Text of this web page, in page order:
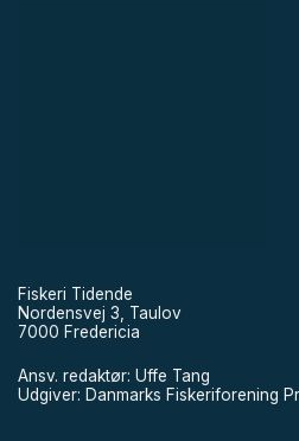
Fiskeri Tidende
Nordensvej 3, Taulov
7000 Fredericia
Ansv. redaktør: Uffe Tang
Udgiver: Danmarks Fiskeriforening